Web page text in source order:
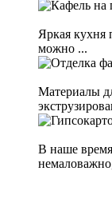
Яркая кухня
можно ...
Материалы
В наше